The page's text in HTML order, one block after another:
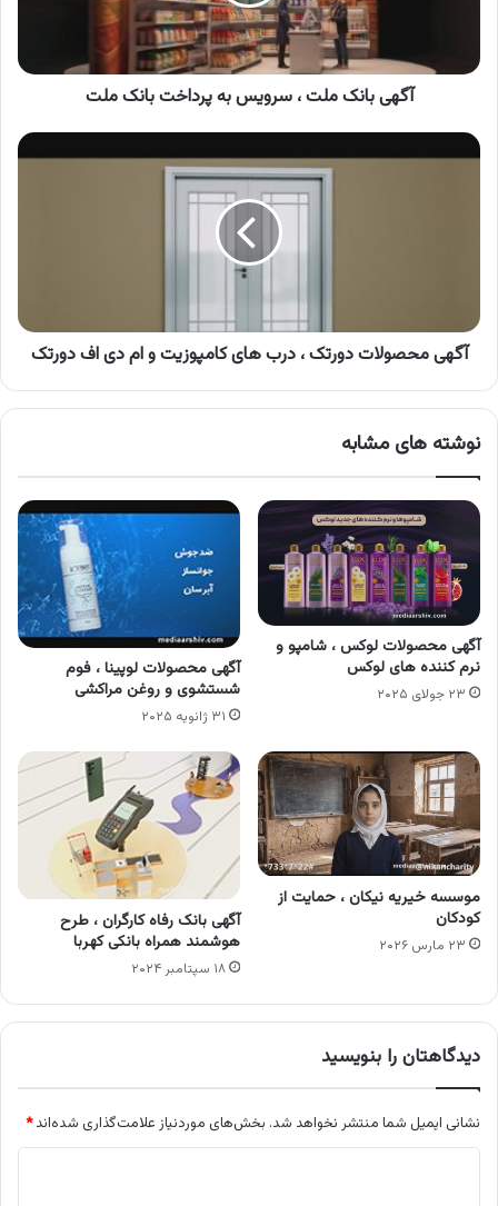
ملت
آگهی بانک ملت ، سرویس به پرداخت بانک ملت
آگهی
محصولات
ام
دیآگهی محصولات دورتک ، درب های کامپوزیت و ام دی اف دورتک
نوشته های مشابه
آگهی محصولات لوکس ، شامپو و
نرم کننده های لوکس
۲۳ جولای ۲۰۲۵
آگهی محصولات لوپینا ، فوم
شستشوی و روغن مراکشی
۳۱ ژانویه ۲۰۲۵
موسسه خیریه نیکان ، حمایت از
کودکان
۲۳ مارس ۲۰۲۶
آگهی بانک رفاه کارگران ، طرح
هوشمند همراه بانکی کهربا
۱۸ سپتامبر ۲۰۲۴
دیدگاهتان را بنویسید
نشانی ایمیل شما منتشر نخواهد شد. بخش‌های موردنیاز علامت‌گذاری شده‌اند*